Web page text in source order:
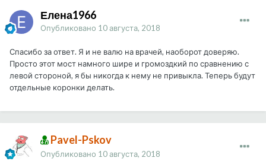
Елена1966
Опубликовано 10 августа, 2018
Спасибо за ответ. Я и не валю на врачей, наоборот доверяю.
Просто этот мост намного шире и громоздкий по сравнению с
левой стороной, я бы никогда к нему не привыкла. Теперь будут
отдельные коронки делать.
Pavel-Pskov
Опубликовано 10 августа, 2018